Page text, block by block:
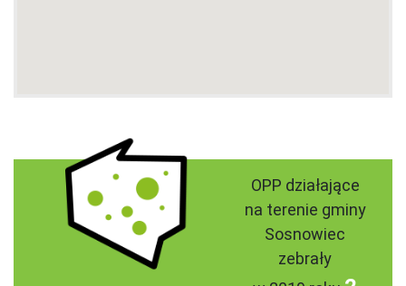
OPP działające
na terenie gminy
Sosnowiec
zebrały